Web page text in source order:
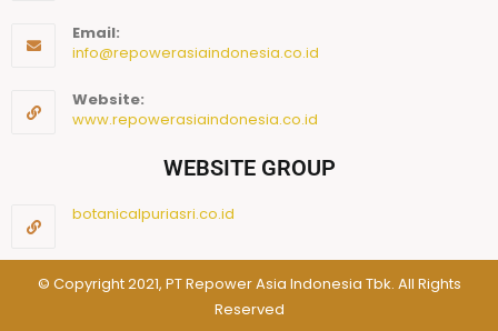
Email:
info@repowerasiaindonesia.co.id
Website:
www.repowerasiaindonesia.co.id
WEBSITE GROUP
botanicalpuriasri.co.id
© Copyright 2021, PT Repower Asia Indonesia Tbk. All Rights
Reserved